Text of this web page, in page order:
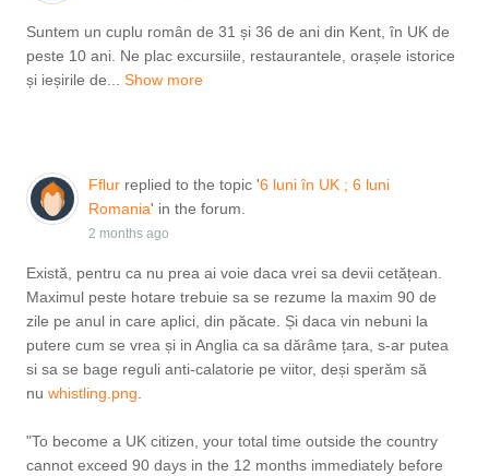
Suntem un cuplu român de 31 și 36 de ani din Kent, în UK de
peste 10 ani. Ne plac excursiile, restaurantele, orașele istorice
și ieșirile de...
Show more
Fflurreplied to the topic '6 luni în UK ; 6 luni
Romania' in the forum.
2 months ago
Există, pentru ca nu prea ai voie daca vrei sa devii cetățean.
Maximul peste hotare trebuie sa se rezume la maxim 90 de
zile pe anul in care aplici, din păcate. Și daca vin nebuni la
putere cum se vrea și in Anglia ca sa dărâme țara, s-ar putea
si sa se bage reguli anti-calatorie pe viitor, deși sperăm să
nu whistling.png
"To become a UK citizen, your total time outside the country
cannot exceed 90 days in the 12 months immediately before